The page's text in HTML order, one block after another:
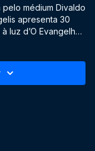
médium Divaldo
apresenta 30
luz d’O Evangelho
a alcançar o bem